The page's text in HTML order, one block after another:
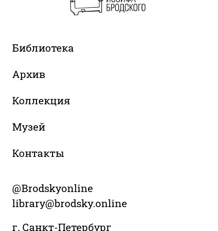
Библиотека
Архив
Коллекция
Музей
Контакты
@Brodskyonline
library@brodsky.online
г. Санкт-Петербург